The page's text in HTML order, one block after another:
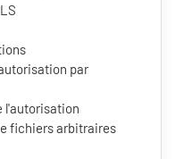
par
l'autorisation
fichiers arbitraires